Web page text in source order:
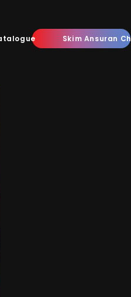
Skim Ansuran